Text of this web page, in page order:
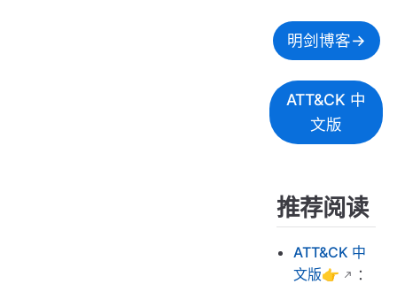
明剑博客→
ATT&CK 中
文版
推荐阅读
ATT&CK 中
文版👉
：